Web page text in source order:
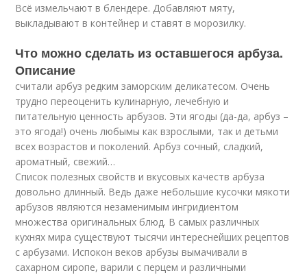
Всё измельчают в блендере. Добавляют мяту,
выкладывают в контейнер и ставят в морозилку.
Что можно сделать из оставшегося арбуза.
Описание
считали арбуз редким заморским деликатесом. Очень
трудно переоценить кулинарную, лечебную и
питательную ценность арбузов. Эти ягоды (да-да, арбуз –
это ягода!) очень любымы как взрослыми, так и детьми
всех возрастов и поколений. Арбуз сочный, сладкий,
ароматный, свежий…
Список полезных свойств и вкусовых качеств арбуза
довольно длинный. Ведь даже небольшие кусочки мякоти
арбузов являются незаменимым ингридиентом
множества оригинальных блюд. В самых различных
кухнях мира существуют тысячи интереснейших рецептов
с арбузами. Испокон веков арбузы вымачивали в
сахарном сиропе, варили с перцем и различными